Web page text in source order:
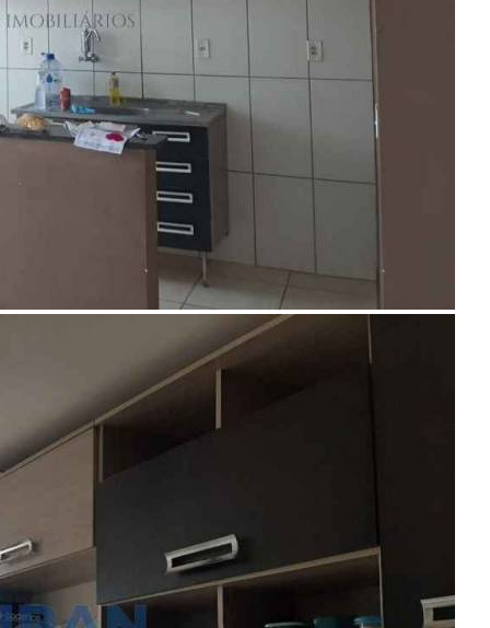
Jardim Estrela Dalva
2 Quartos
1 Banheiro
Encontre um Imóvel
Imóveis de Temporada
Imóveis Adicionados Recentemente
Imóveis que Aceitam Financiamento
Imobiliárias e Corretores
Entre em Contato